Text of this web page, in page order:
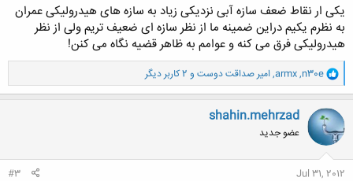
یکی ار نقاط ضعف سازه آبی نزدیکی زیاد به سازه های هیدرولیکی عمران
به نظرم یکیم دراین ضمینه ما از نظر سازه ای ضعیف تریم ولی از نظر
هیدرولیکی فرق می کنه و عوامم به ظاهر قضیه نگاه می کنن!
و
ا
ک
ن
ش
ه
ا
n30e
,
armx
,امیر صداقت دوست و 2 کاربر دیگر
shahin.mehrzad
عضو جدید
Jul 31, 2012
#3